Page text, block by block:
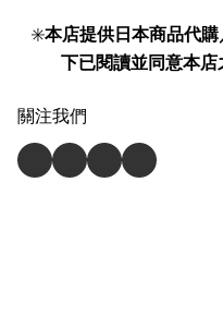
✳️本店提供日本商品代
下已閱讀並同意本店
關注我們